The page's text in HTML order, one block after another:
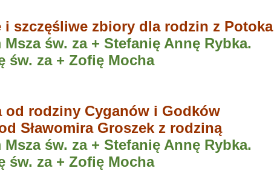
i szczęśliwe zbiory dla rodzin z Potoka
św. za + Stefanię Annę Rybka.
św. za + Zofię Mocha
od rodziny Cyganów i Godków
Sławomira Groszek z rodziną
św. za + Stefanię Annę Rybka.
św. za + Zofię Mocha